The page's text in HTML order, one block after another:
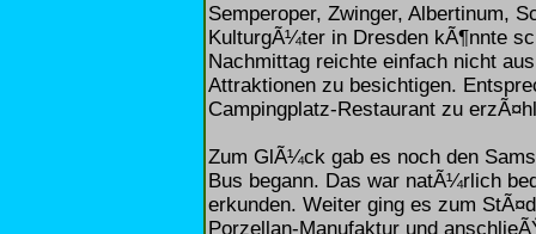
Semperoper, Zwinger, Albertinum,
KulturgÃ¼ter in Dresden kÃ¶nnte
Nachmittag reichte einfach nicht
Attraktionen zu besichtigen.
Campingplatz-Restaurant zu
Zum GlÃ¼ck gab es noch den
Bus begann. Das war natÃ¼rlich
erkunden. Weiter ging es zum
Porzellan-Manufaktur und